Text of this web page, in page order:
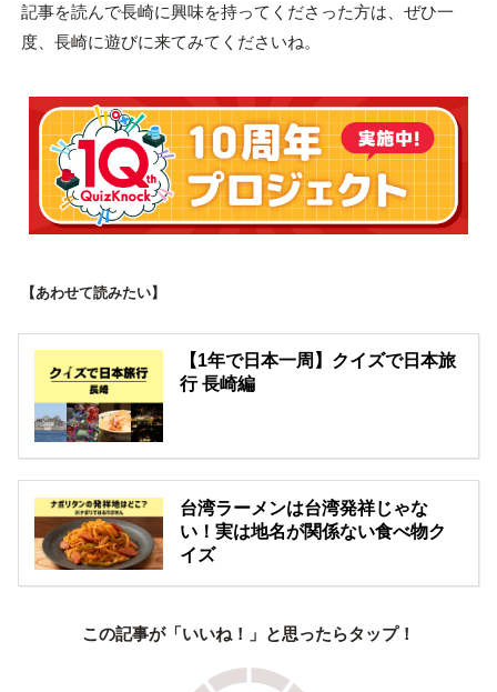
記事を読んで長崎に興味を持ってくださった方は、ぜひ一
度、長崎に遊びに来てみてくださいね。
【あわせて読みたい】
【1年で日本一周】クイズで日本旅
行 長崎編
台湾ラーメンは台湾発祥じゃな
い！実は地名が関係ない食べ物ク
イズ
この記事が「いいね！」と思ったらタップ！